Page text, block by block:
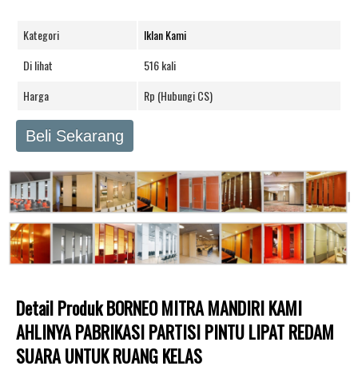
Kategori
Iklan Kami
Di lihat
516 kali
Harga
Rp (Hubungi CS)
Beli Sekarang
Detail Produk BORNEO MITRA MANDIRI KAMI
AHLINYA PABRIKASI PARTISI PINTU LIPAT REDAM
SUARA UNTUK RUANG KELAS